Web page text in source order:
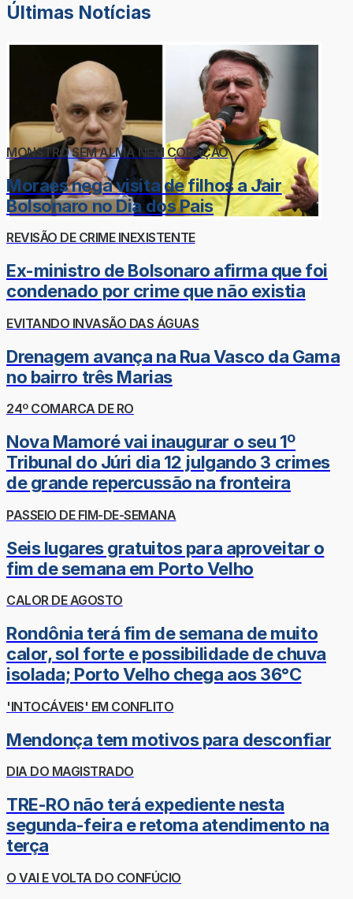
Últimas Notícias
MONSTRO SEM ALMA NEM CORAÇÃO
Moraes nega visita de filhos a Jair
Bolsonaro no Dia dos Pais
REVISÃO DE CRIME INEXISTENTE
Ex-ministro de Bolsonaro afirma que foi
condenado por crime que não existia
EVITANDO INVASÃO DAS ÁGUAS
Drenagem avança na Rua Vasco da Gama
no bairro três Marias
24º COMARCA DE RO
Nova Mamoré vai inaugurar o seu 1º
Tribunal do Júri dia 12 julgando 3 crimes
de grande repercussão na fronteira
PASSEIO DE FIM-DE-SEMANA
Seis lugares gratuitos para aproveitar o
fim de semana em Porto Velho
CALOR DE AGOSTO
Rondônia terá fim de semana de muito
calor, sol forte e possibilidade de chuva
isolada; Porto Velho chega aos 36°C
'INTOCÁVEIS' EM CONFLITO
Mendonça tem motivos para desconfiar
DIA DO MAGISTRADO
TRE-RO não terá expediente nesta
segunda-feira e retoma atendimento na
terça
O VAI E VOLTA DO CONFÚCIO